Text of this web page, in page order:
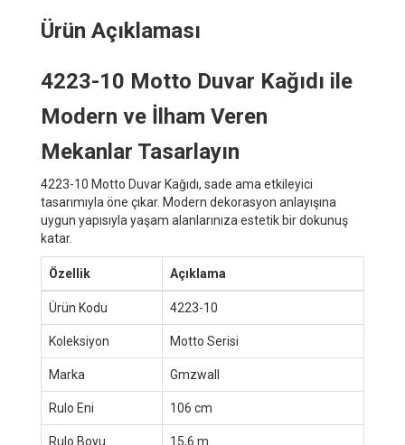
Ürün Açıklaması
4223-10 Motto Duvar Kağıdı ile
Modern ve İlham Veren
Mekanlar Tasarlayın
4223-10 Motto Duvar Kağıdı, sade ama etkileyici
tasarımıyla öne çıkar. Modern dekorasyon anlayışına
uygun yapısıyla yaşam alanlarınıza estetik bir dokunuş
katar.
Özellik Açıklama
Ürün Kodu 4223-10
Koleksiyon Motto Serisi
Marka Gmzwall
Rulo Eni 106 cm
Rulo Boyu 15,6 m